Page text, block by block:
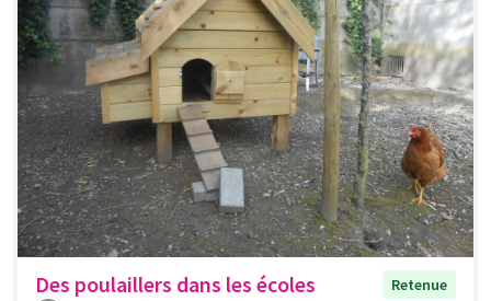
Des poulaillers dans les écoles
Retenue